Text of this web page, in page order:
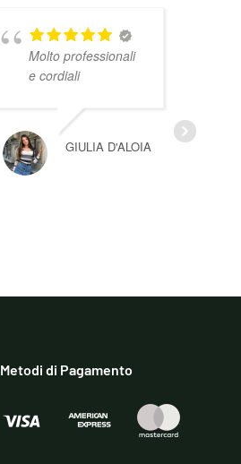
Molto professionali
e cordiali
GIULIA D'ALOIA
Metodi di Pagamento